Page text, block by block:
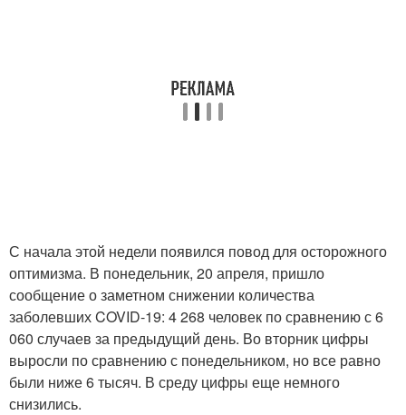
С начала этой недели появился повод для осторожного
оптимизма. В понедельник, 20 апреля, пришло
сообщение о заметном снижении количества
заболевших COVID-19: 4 268 человек по сравнению с 6
060 случаев за предыдущий день. Во вторник цифры
выросли по сравнению с понедельником, но все равно
были ниже 6 тысяч. В среду цифры еще немного
снизились.